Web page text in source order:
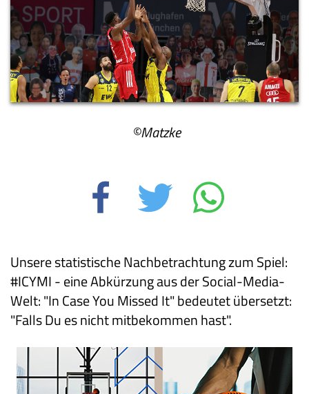
©Matzke
Unsere statistische Nachbetrachtung zum Spiel:
#ICYMI - eine Abkürzung aus der Social-Media-
Welt: "In Case You Missed It" bedeutet übersetzt:
"Falls Du es nicht mitbekommen hast".